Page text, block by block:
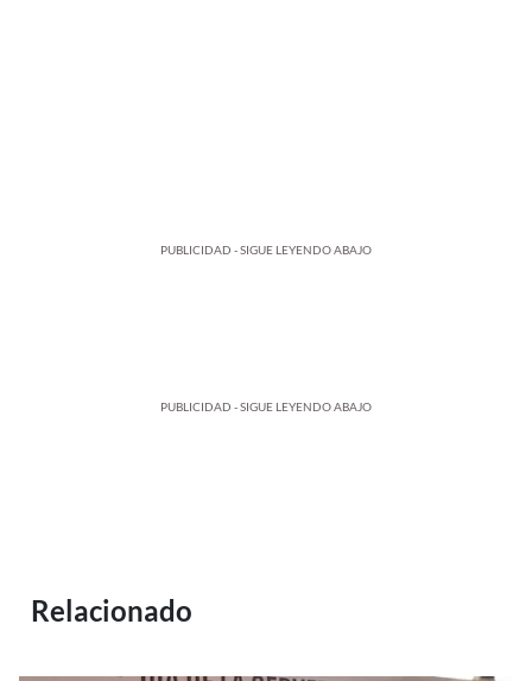
PUBLICIDAD - SIGUE LEYENDO ABAJO
PUBLICIDAD - SIGUE LEYENDO ABAJO
Relacionado